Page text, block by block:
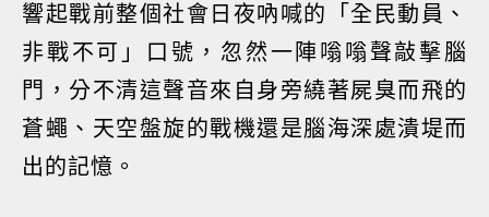
響起戰前整個社會日夜吶喊的「全民動員、
非戰不可」口號，忽然一陣嗡嗡聲敲擊腦
門，分不清這聲音來自身旁繞著屍臭而飛的
蒼蠅、天空盤旋的戰機還是腦海深處潰堤而
出的記憶。